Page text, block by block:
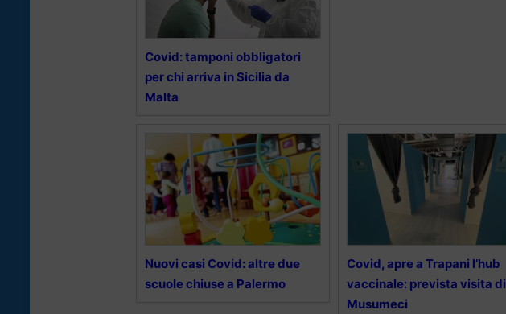
Covid: tamponi obbligatori
per chi arriva in Sicilia da
Malta
Nuovi casi Covid: altre due
scuole chiuse a Palermo
Covid, apre a Trapani l’hub
vaccinale: prevista visita di
Musumeci